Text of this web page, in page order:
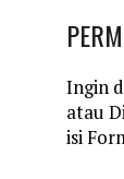
Ingin
atau
isi